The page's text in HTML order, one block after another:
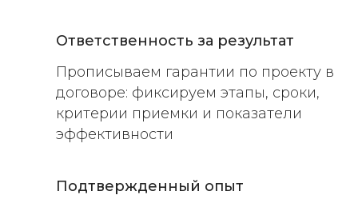
Ответственность за результат
Прописываем гарантии по проекту в
договоре: фиксируем этапы, сроки,
критерии приемки и показатели
эффективности
Подтвержденный опыт